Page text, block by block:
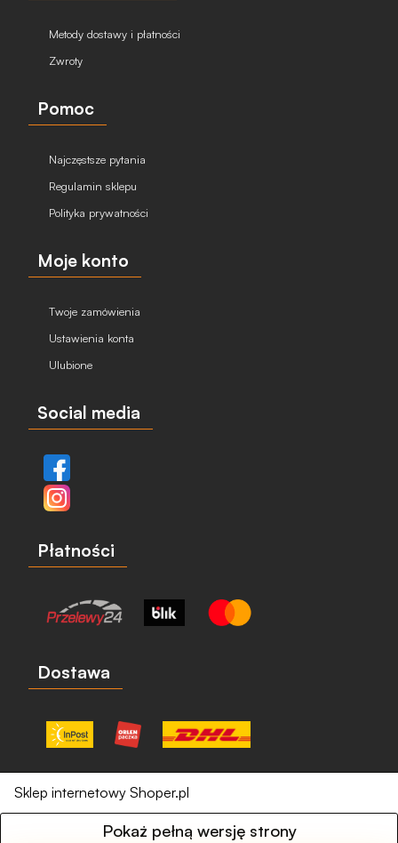
Metody dostawy i płatności
Zwroty
Pomoc
Najczęstsze pytania
Regulamin sklepu
Polityka prywatności
Moje konto
Twoje zamówienia
Ustawienia konta
Ulubione
Social media
Płatności
Dostawa
Sklep internetowy Shoper.pl
Pokaż pełną wersję strony